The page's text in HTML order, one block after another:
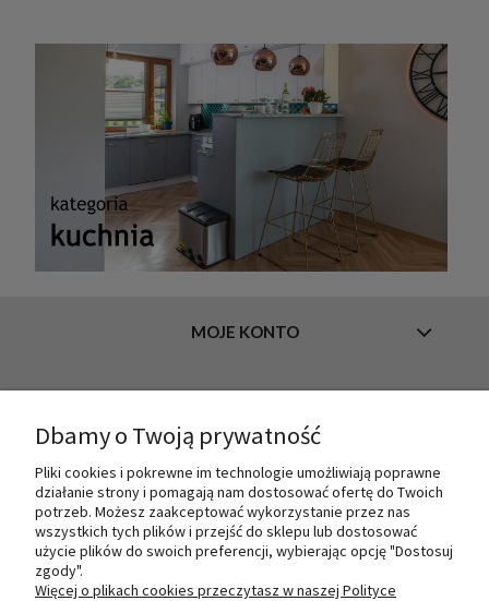
MOJE KONTO
O NAS
PŁATNOŚCI I DOSTAWA
Dbamy o Twoją prywatność
Pliki cookies i pokrewne im technologie umożliwiają poprawne
działanie strony i pomagają nam dostosować ofertę do Twoich
potrzeb. Możesz zaakceptować wykorzystanie przez nas
wszystkich tych plików i przejść do sklepu lub dostosować
użycie plików do swoich preferencji, wybierając opcję "Dostosuj
zgody".
Więcej o plikach cookies przeczytasz w naszej Polityce